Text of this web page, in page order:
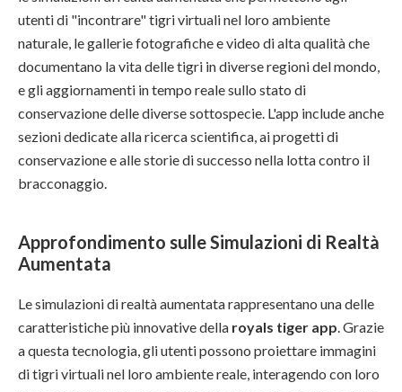
utenti di "incontrare" tigri virtuali nel loro ambiente
naturale, le gallerie fotografiche e video di alta qualità che
documentano la vita delle tigri in diverse regioni del mondo,
e gli aggiornamenti in tempo reale sullo stato di
conservazione delle diverse sottospecie. L'app include anche
sezioni dedicate alla ricerca scientifica, ai progetti di
conservazione e alle storie di successo nella lotta contro il
bracconaggio.
Approfondimento sulle Simulazioni di Realtà
Aumentata
Le simulazioni di realtà aumentata rappresentano una delle
caratteristiche più innovative della royals tiger app . Grazie
a questa tecnologia, gli utenti possono proiettare immagini
di tigri virtuali nel loro ambiente reale, interagendo con loro